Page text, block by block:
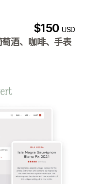
$150USD
酒、咖啡、手表